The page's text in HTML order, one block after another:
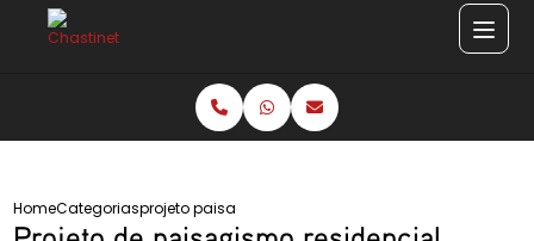
HomeCategoriasprojeto paisagismo residencial